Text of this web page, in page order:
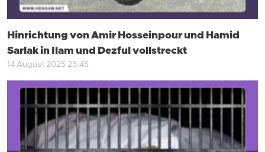
Hinrichtung von Amir Hosseinpour und Hamid
Sarlak in Ilam und Dezful vollstreckt
14 August 2025 23:45